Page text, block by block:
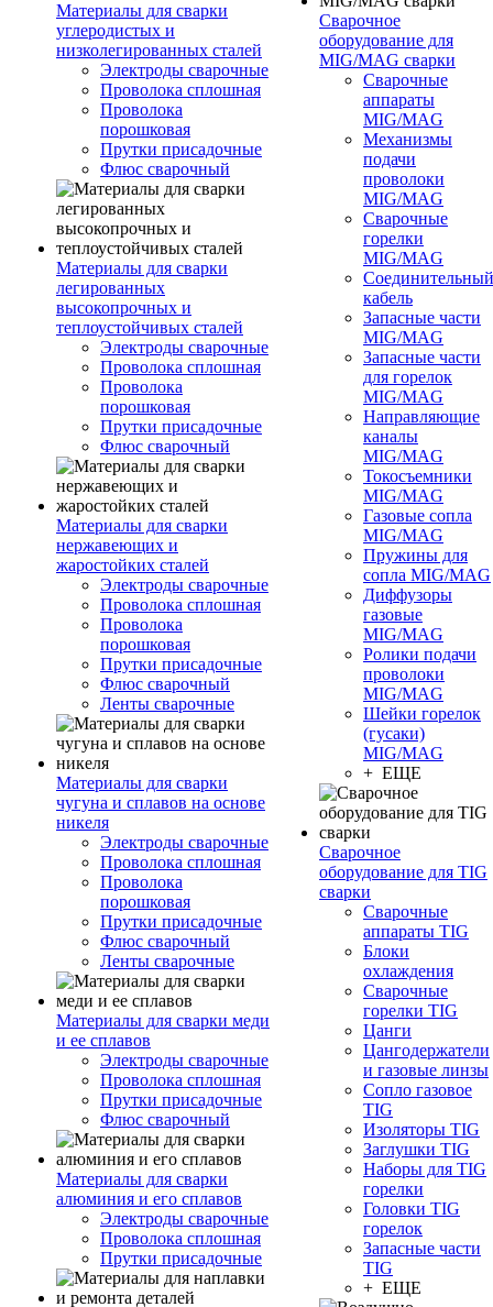
Материалы для сварки
углеродистых и
низколегированных сталей
Электроды сварочные
Проволока сплошная
Проволока
порошковая
Прутки присадочные
Флюс сварочный
Материалы для сварки
легированных
высокопрочных и
теплоустойчивых сталей
Электроды сварочные
Проволока сплошная
Проволока
порошковая
Прутки присадочные
Флюс сварочный
Материалы для сварки
нержавеющих и
жаростойких сталей
Электроды сварочные
Проволока сплошная
Проволока
порошковая
Прутки присадочные
Флюс сварочный
Ленты сварочные
Материалы для сварки
чугуна и сплавов на основе
никеля
Электроды сварочные
Проволока сплошная
Проволока
порошковая
Прутки присадочные
Флюс сварочный
Ленты сварочные
Материалы для сварки меди
и ее сплавов
Электроды сварочные
Проволока сплошная
Прутки присадочные
Флюс сварочный
Материалы для сварки
алюминия и его сплавов
Электроды сварочные
Проволока сплошная
Прутки присадочные
Сварочное
оборудование для
MIG/MAG сварки
Сварочные
аппараты
MIG/MAG
Механизмы
подачи
проволоки
MIG/MAG
Сварочные
горелки
MIG/MAG
Соединительный
кабель
Запасные части
MIG/MAG
Запасные части
для горелок
MIG/MAG
Направляющие
каналы
MIG/MAG
Токосъемники
MIG/MAG
Газовые сопла
MIG/MAG
Пружины для
сопла MIG/MAG
Диффузоры
газовые
MIG/MAG
Ролики подачи
проволоки
MIG/MAG
Шейки горелок
(гусаки)
MIG/MAG
+ ЕЩЕ
Сварочное
оборудование для TIG
сварки
Сварочные
аппараты TIG
Блоки
охлаждения
Сварочные
горелки TIG
Цанги
Цангодержатели
и газовые линзы
Сопло газовое
TIG
Изоляторы TIG
Заглушки TIG
Наборы для TIG
горелки
Головки TIG
горелок
Запасные части
TIG
+ ЕЩЕ